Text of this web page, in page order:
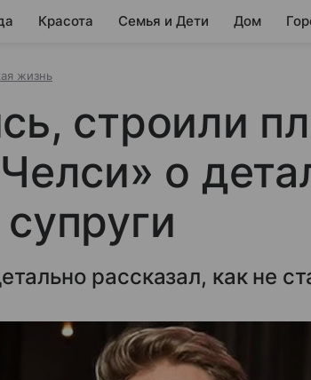
Красота Семья и Дети Дом
жизнь
строили
о
рассказал, как не